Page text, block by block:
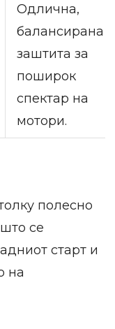
Одлична,
балансирана
заштита за
поширок
спектар на
мотори.
полесно
се
старт и
на